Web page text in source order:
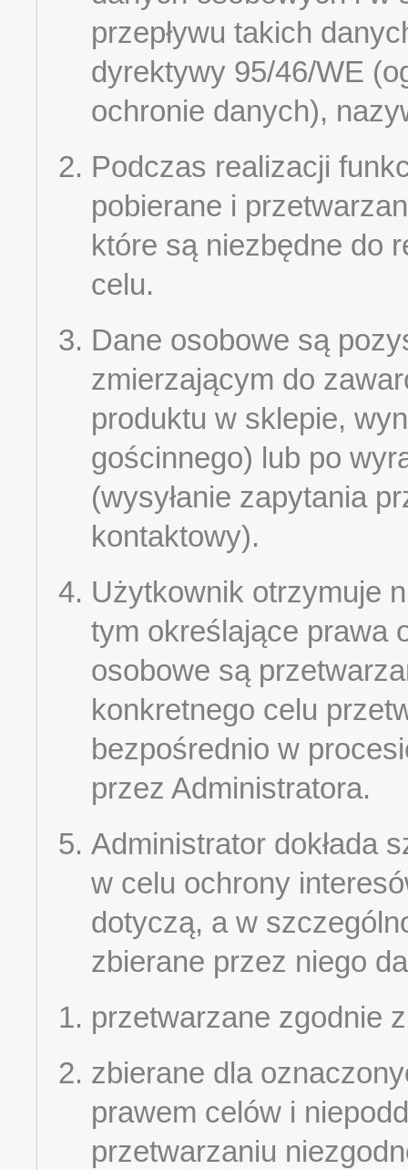
przepływu takich
dyrektywy 95/46/WE
ochronie danych),
Podczas realizacji
pobierane i
które są niezbędne do
celu.
Dane osobowe są
zmierzającym do
produktu w sklepie,
gościnnego) lub po
(wysyłanie zapytania
kontaktowy).
Użytkownik otrzymuje
tym określające prawa
osobowe są
konkretnego celu
bezpośrednio w
przez Administratora.
Administrator dokłada
w celu ochrony
dotyczą, a w
zbierane przez niego
przetwarzane zgodnie
zbierane dla
prawem celów i
przetwarzaniu